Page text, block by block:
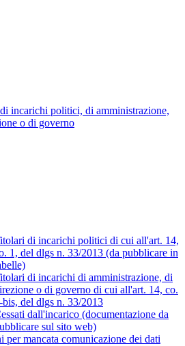
incarichi politici, di amministrazione,
o di governo
di incarichi politici di cui all'art. 14,
1, del dlgs n. 33/2013 (da pubblicare in
di incarichi di amministrazione, di
o di governo di cui all'art. 14, co.
bis, del dlgs n. 33/2013
dall'incarico (documentazione da
sul sito web)
per mancata comunicazione dei dati